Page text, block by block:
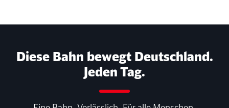
Diese Bahn bewegt Deutschland.
Jeden Tag.